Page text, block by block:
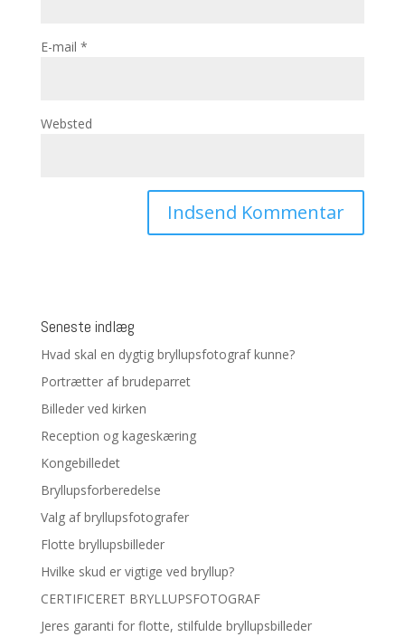
E-mail *
Websted
Seneste indlæg
Hvad skal en dygtig bryllupsfotograf kunne?
Portrætter af brudeparret
Billeder ved kirken
Reception og kageskæring
Kongebilledet
Bryllupsforberedelse
Valg af bryllupsfotografer
Flotte bryllupsbilleder
Hvilke skud er vigtige ved bryllup?
CERTIFICERET BRYLLUPSFOTOGRAF
Jeres garanti for flotte, stilfulde bryllupsbilleder